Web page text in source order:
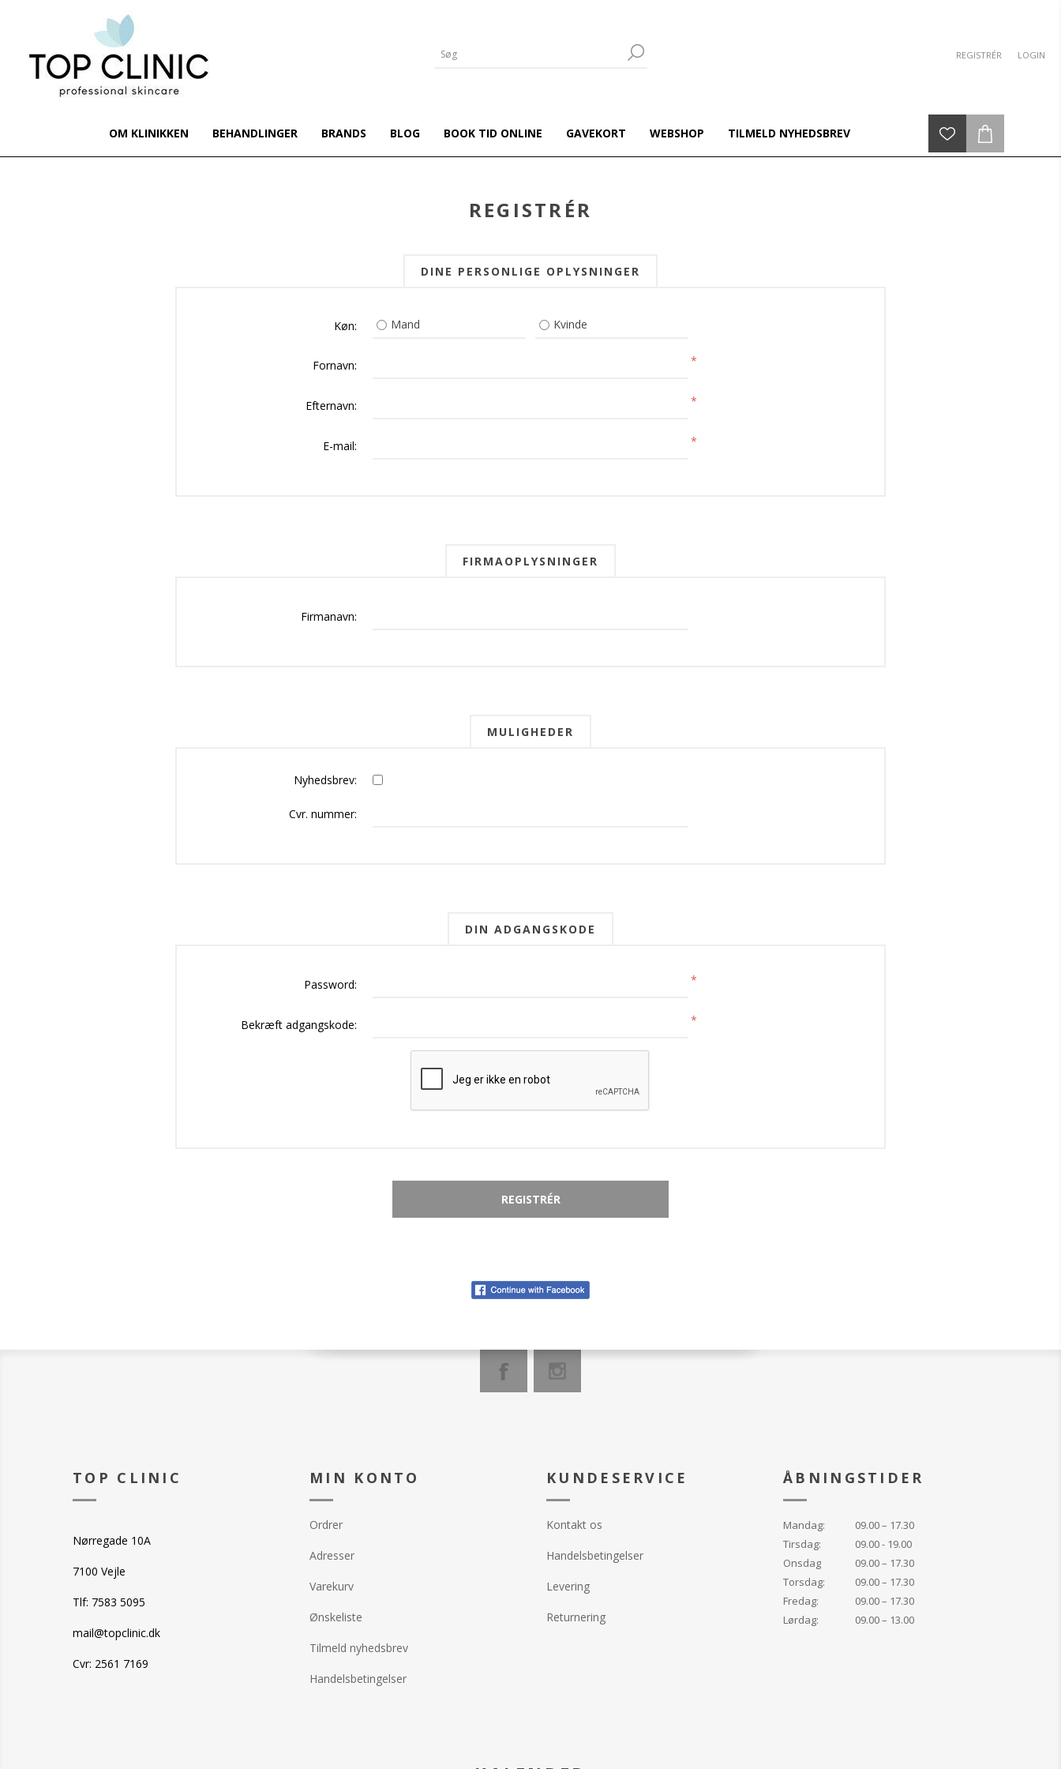
REGISTRÉR LOGIN
OM KLINIKKEN BEHANDLINGER BRANDS BLOG BOOK TID ONLINE GAVEKORT WEBSHOP TILMELD NYHEDSBREV
REGISTRÉR
DINE PERSONLIGE OPLYSNINGER
Køn: Mand Kvinde
Fornavn: *
Efternavn: *
E-mail: *
FIRMAOPLYSNINGER
Firmanavn:
MULIGHEDER
Nyhedsbrev:
Cvr. nummer:
DIN ADGANGSKODE
Password: *
Bekræft adgangskode: *
TOP CLINIC
Nørregade 10A
7100 Vejle
Tlf: 7583 5095
mail@topclinic.dk
Cvr: 2561 7169
MIN KONTO
Ordrer
Adresser
Varekurv
Ønskeliste
Tilmeld nyhedsbrev
Handelsbetingelser
KUNDESERVICE
Kontakt os
Handelsbetingelser
Levering
Returnering
ÅBNINGSTIDER
Mandag:
09.00 – 17.30
Tirsdag:
09.00 - 19.00
Onsdag
09.00 – 17.30
Torsdag:
09.00 – 17.30
Fredag:
09.00 – 17.30
Lørdag:
09.00 – 13.00